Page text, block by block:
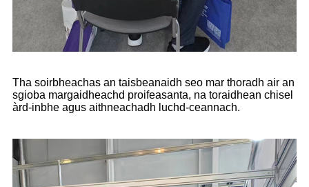
Tha soirbheachas an taisbeanaidh seo mar thoradh air an
sgioba margaidheachd proifeasanta, na toraidhean chisel
àrd-inbhe agus aithneachadh luchd-ceannach.